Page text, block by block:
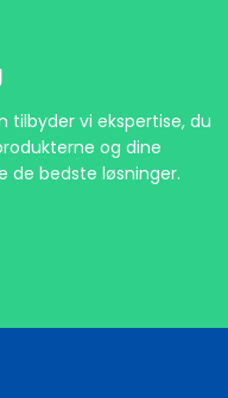
tilbyder vi ekspertise, du
og dine
de bedste løsninger.